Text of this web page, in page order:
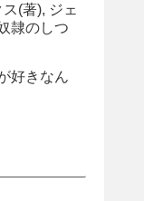
(著), ジェ
隷のしつ
好きなん